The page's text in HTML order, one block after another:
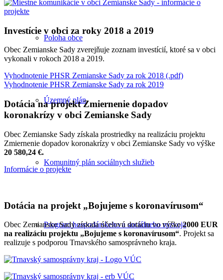
Poloha obce
Územný plán
Komunitný plán sociálnych služieb
Program hospodárskeho a sociálneho rozvoja
Investície v obci za roky 2018 a 2019
Obec Zemianske Sady zverejňuje zoznam investícií, ktoré sa v obci
vykonali v rokoch 2018 a 2019.
Vyhodnotenie PHSR Zemianske Sady za rok 2018 (.pdf)
Vyhodnotenie PHSR Zemianske Sady za rok 2019
Dotácia na projekt Zmiernenie dopadov
koronakrízy v obci Zemianske Sady
Obec Zemianske Sady získala prostriedky na realizáciu projektu
Zmiernenie dopadov koronakrízy v obci Zemianske Sady vo výške
20 580,24 €.
Informácie o projekte
Dotácia na projekt „Bojujeme s koronavírusom“
Obec Zemianske Sady získala účelovú dotáciu vo výške2000 EUR
na realizáciu projektu „Bojujeme s koronavírusom“. Projekt sa
realizuje s podporou Trnavského samosprávneho kraja.